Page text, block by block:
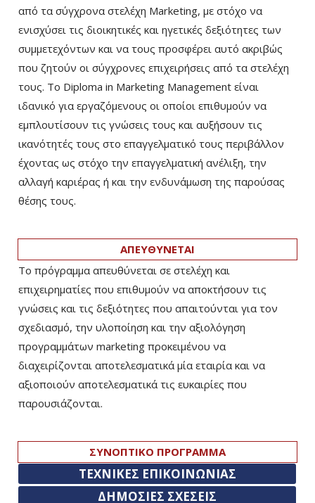
από τα σύγχρονα στελέχη Marketing, με στόχο να
ενισχύσει τις διοικητικές και ηγετικές δεξιότητες των
συμμετεχόντων και να τους προσφέρει αυτό ακριβώς
που ζητούν οι σύγχρονες επιχειρήσεις από τα στελέχη
τους. Το Diploma in Marketing Management είναι
ιδανικό για εργαζόμενους οι οποίοι επιθυμούν να
εμπλουτίσουν τις γνώσεις τους και αυξήσουν τις
ικανότητές τους στο επαγγελματικό τους περιβάλλον
έχοντας ως στόχο την επαγγελματική ανέλιξη, την
αλλαγή καριέρας ή και την ενδυνάμωση της παρούσας
θέσης τους.
ΑΠΕΥΘΥΝΕΤΑΙ
Το πρόγραμμα απευθύνεται σε στελέχη και
επιχειρηματίες που επιθυμούν να αποκτήσουν τις
γνώσεις και τις δεξιότητες που απαιτούνται για τον
σχεδιασμό, την υλοποίηση και την αξιολόγηση
προγραμμάτων marketing προκειμένου να
διαχειρίζονται αποτελεσματικά μία εταιρία και να
αξιοποιούν αποτελεσματικά τις ευκαιρίες που
παρουσιάζονται.
ΣΥΝΟΠΤΙΚΟ ΠΡΟΓΡΑΜΜΑ
ΤΕΧΝΙΚΕΣ ΕΠΙΚΟΙΝΩΝΙΑΣ
ΔΗΜΟΣΙΕΣ ΣΧΕΣΕΙΣ